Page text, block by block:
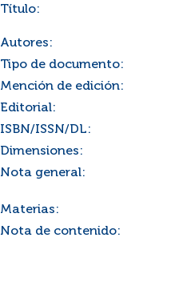
Título:
Autores:
Tipo de documento:
Mención de edición:
Editorial:
ISBN/ISSN/DL:
Dimensiones:
Nota general:
Materias:
Nota de contenido: